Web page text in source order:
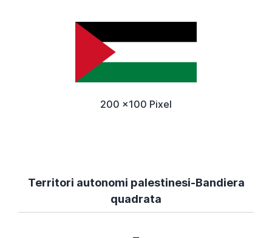
200 x100 Pixel
Territori autonomi palestinesi-Bandiera
quadrata